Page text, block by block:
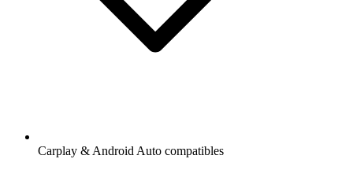
Carplay & Android Auto compatibles